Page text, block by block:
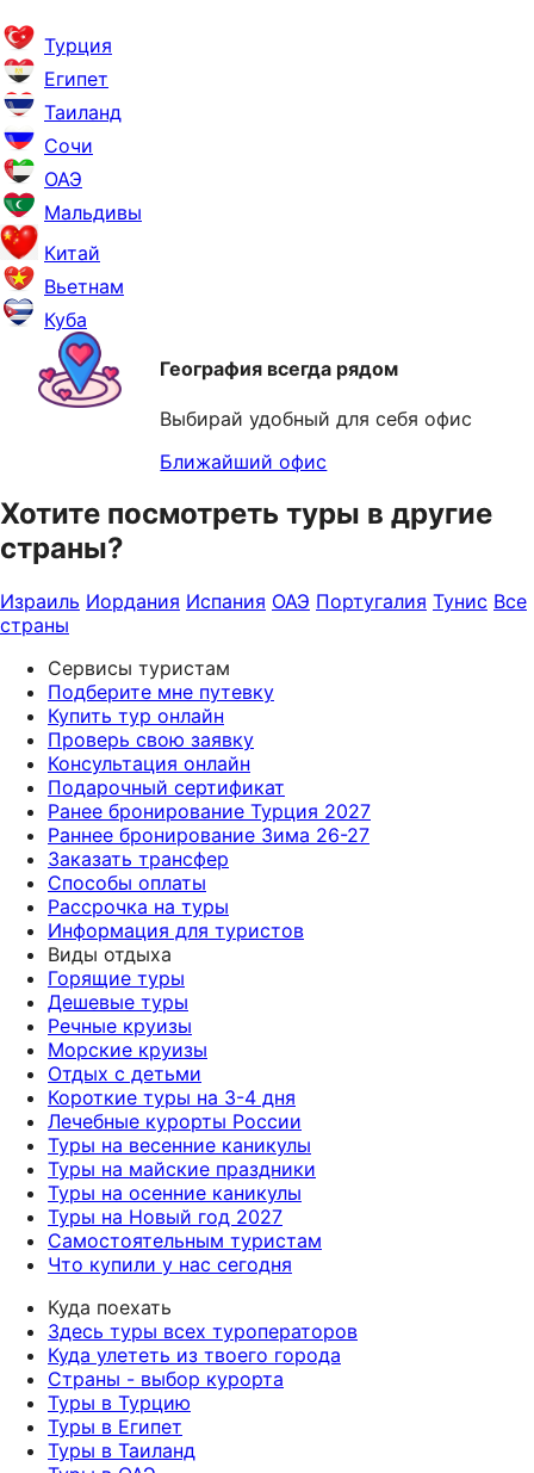
Турция
Египет
Таиланд
Сочи
ОАЭ
Мальдивы
Китай
Вьетнам
Куба
География всегда рядом
Выбирай удобный для себя офис
Ближайший офис
Хотите посмотреть туры в другие
страны?
Израиль Иордания Испания ОАЭ Португалия Тунис Все
страны
Сервисы туристам
Подберите мне путевку
Купить тур онлайн
Проверь свою заявку
Консультация онлайн
Подарочный сертификат
Ранее бронирование Турция 2027
Раннее бронирование Зима 26-27
Заказать трансфер
Способы оплаты
Рассрочка на туры
Информация для туристов
Виды отдыха
Горящие туры
Дешевые туры
Речные круизы
Морские круизы
Отдых с детьми
Короткие туры на 3-4 дня
Лечебные курорты России
Туры на весенние каникулы
Туры на майские праздники
Туры на осенние каникулы
Туры на Новый год 2027
Самостоятельным туристам
Что купили у нас сегодня
Куда поехать
Здесь туры всех туроператоров
Куда улететь из твоего города
Страны - выбор курорта
Туры в Турцию
Туры в Египет
Туры в Таиланд